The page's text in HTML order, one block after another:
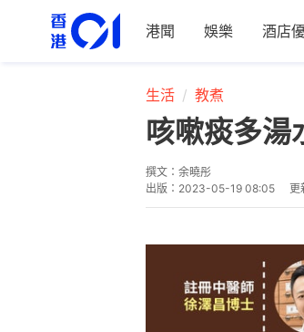
港聞 娛樂 酒店
生活 教煮
咳嗽痰多
撰文： 余曉彤
出版： 2023-05-19 08:05 更